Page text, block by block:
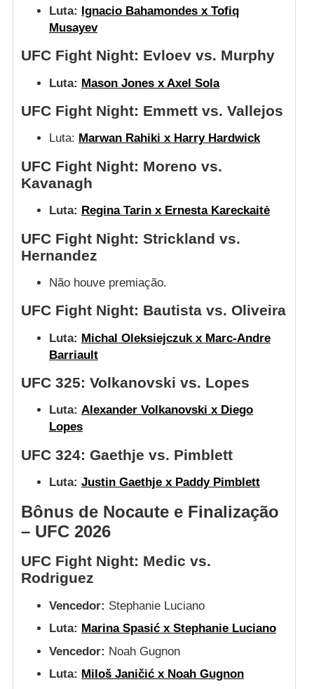
Luta: Ignacio Bahamondes x Tofiq
Musayev
UFC Fight Night: Evloev vs. Murphy
Luta: Mason Jones x Axel Sola
UFC Fight Night: Emmett vs. Vallejos
Luta: Marwan Rahiki x Harry Hardwick
UFC Fight Night: Moreno vs.
Kavanagh
Luta: Regina Tarin x Ernesta Kareckaitė
UFC Fight Night: Strickland vs.
Hernandez
Não houve premiação.
UFC Fight Night: Bautista vs. Oliveira
Luta: Michal Oleksiejczuk x Marc-Andre
Barriault
UFC 325: Volkanovski vs. Lopes
Luta: Alexander Volkanovski x Diego
Lopes
UFC 324: Gaethje vs. Pimblett
Luta: Justin Gaethje x Paddy Pimblett
Bônus de Nocaute e Finalização
– UFC 2026
UFC Fight Night: Medic vs.
Rodriguez
Vencedor: Stephanie Luciano
Luta: Marina Spasić x Stephanie Luciano
Vencedor: Noah Gugnon
Luta: Miloš Janičić x Noah Gugnon